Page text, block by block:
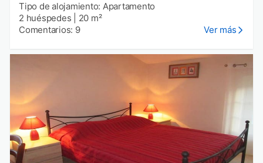
Tipo de alojamiento: Apartamento
2 huéspedes
20 m²
Comentarios: 9
Ver más